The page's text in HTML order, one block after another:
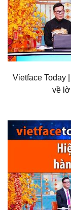
Vietface Today
về